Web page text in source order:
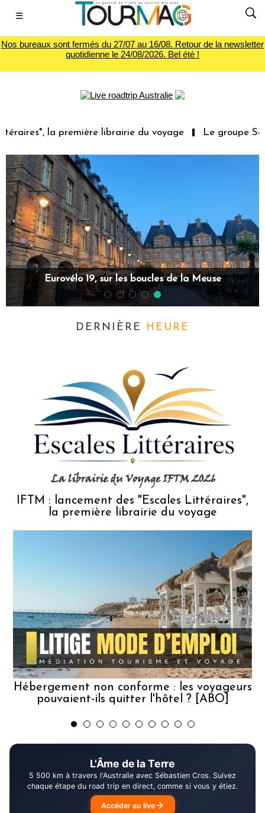
☰
Nos bureaux sont fermés du 27/07 au 16/08. Retour de la newsletter
quotidienne le 24/08/2026. Bel été !
librairie du voyage Le groupe Sainte-Claire
Le Rwanda, un tourisme à haute altitude
DERNIÈRE HEURE
IFTM : lancement des "Escales Littéraires",
la première librairie du voyage
Hébergement non conforme : les voyageurs
pouvaient-ils quitter l'hôtel ? [ABO]